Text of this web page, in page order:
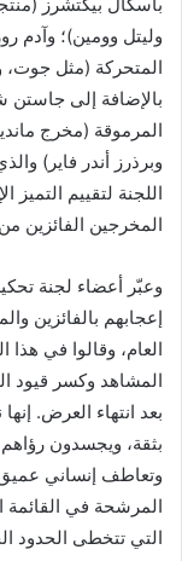
وليتل وومين)؛ وآدم
المتحركة (مثل جوت،
بالإضافة إلى جاستن
المرموقة (مخرج
وبرذرز أندر فاير)
اللجنة لتقييم التميز
المخرجين الفائزين
وعبّر أعضاء لجنة
إعجابهم بالفائزين
العام، وقالوا في هذا
المشاهد وكسر قيود
بعد انتهاء العرض.
بثقة، ويجسدون
وتعاطف إنساني عميق.
المرشحة في
التي تتخطى الحدود